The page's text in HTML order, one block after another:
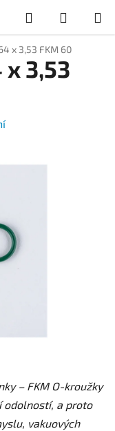
Hledat
KOŠÍK
x 3,53 FKM 60
– FKM O-kroužky
odolností, a proto
vakuových
x 3,53